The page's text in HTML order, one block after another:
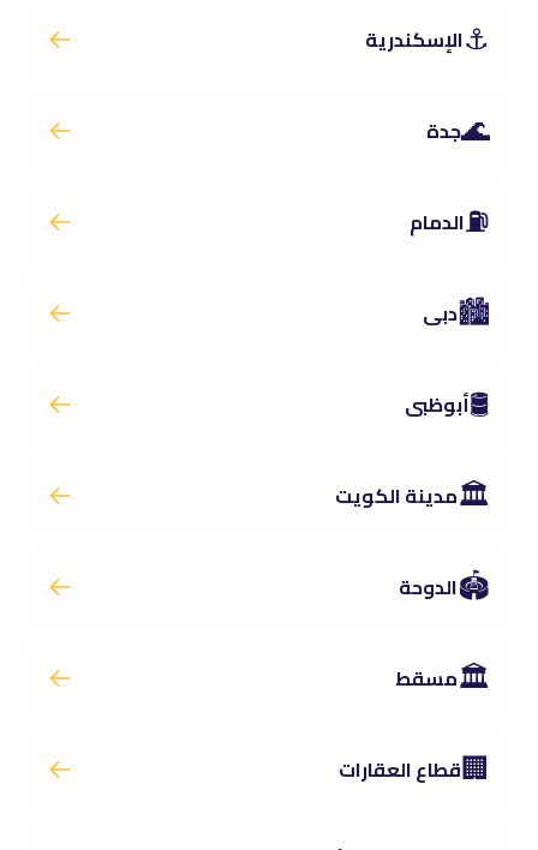
⚓الإسكندرية
🌊جدة
⛽الدمام
🏙️دبى
🛢️أبوظبى
🏛️مدينة الكويت
🏟️الدوحة
🏛️مسقط
🏢قطاع العقارات